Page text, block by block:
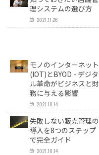
理システムの選び方
2021.11.26
モノのインターネット
(IOT)とBYOD - デジタ
ル革命がビジネスと財
務に与える影響
2021.10.14
失敗しない販売管理の
導入を8つのステップ
で完全ガイド
2021.10.14